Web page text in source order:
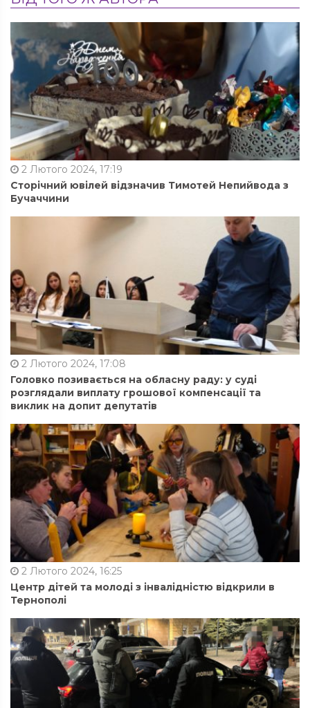
2 Лютого 2024, 17:19
Сторічний ювілей відзначив Тимотей Непийвода з
Бучаччини
2 Лютого 2024, 17:08
Головко позивається на обласну раду: у суді
розглядали виплату грошової компенсації та
виклик на допит депутатів
2 Лютого 2024, 16:25
Центр дітей та молоді з інвалідністю відкрили в
Тернополі